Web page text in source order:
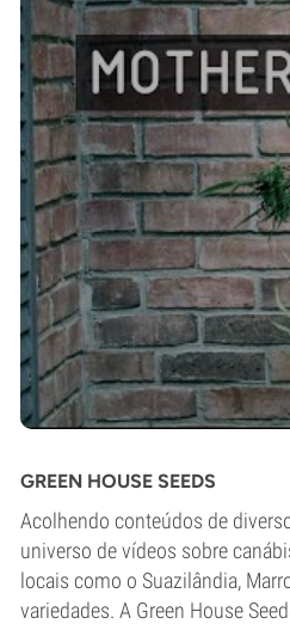
GREEN HOUSE SEEDS
Acolhendo conteúdos de
universo de vídeos sobre
locais como o Suazilândia,
variedades. A Green House